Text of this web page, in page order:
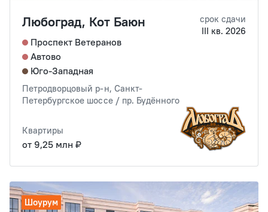
Любоград, Кот Баюн
Проспект Ветеранов
Автово
Юго-Западная
Петродворцовый р-н, Санкт-
Петербургское шоссе / пр. Будённого
срок сдачи
III кв. 2026
Квартиры
от 9,25 млн ₽
Шоурум